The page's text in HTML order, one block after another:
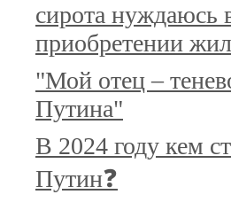
сирота нуждаюсь
приобретении
"Мой отец –
Путина"
В 2024 году кем
Путин❓